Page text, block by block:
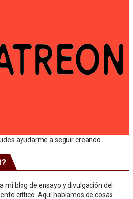
ayudarme a seguir creando
mi blog de ensayo y divulgación del
crítico. Aquí hablamos de cosas